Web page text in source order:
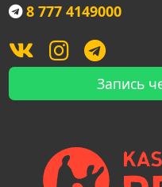
8 777 4149000
Запись